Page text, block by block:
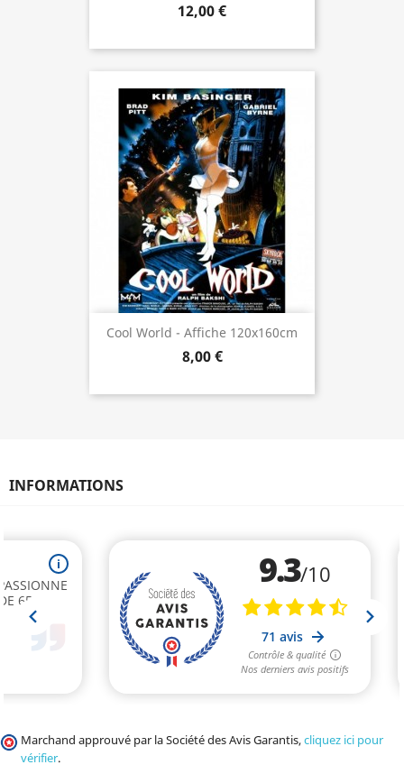
12,00 €
Cool World - Affiche 120x160cm
8,00 €
INFORMATIONS
Marchand approuvé par la Société des Avis Garantis,cliquez ici pour
vérifier.